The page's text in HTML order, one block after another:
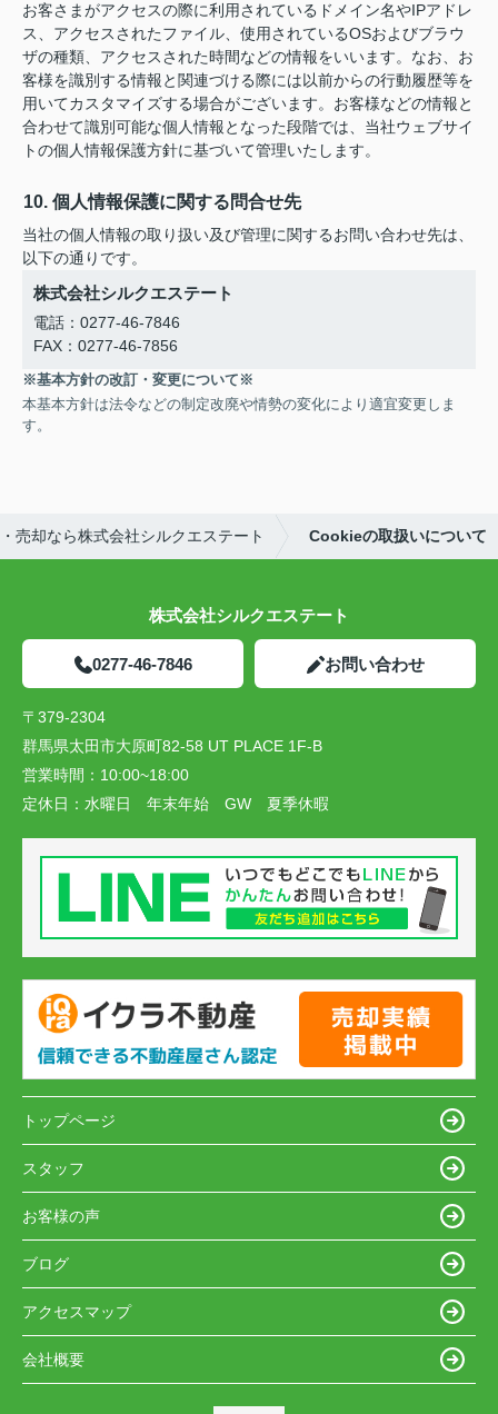
お客さまがアクセスの際に利用されているドメイン名やIPアドレ
ス、アクセスされたファイル、使用されているOSおよびブラウ
ザの種類、アクセスされた時間などの情報をいいます。なお、お
客様を識別する情報と関連づける際には以前からの行動履歴等を
用いてカスタマイズする場合がございます。お客様などの情報と
合わせて識別可能な個人情報となった段階では、当社ウェブサイ
トの個人情報保護方針に基づいて管理いたします。
10. 個人情報保護に関する問合せ先
当社の個人情報の取り扱い及び管理に関するお問い合わせ先は、
以下の通りです。
株式会社シルクエステート
電話：0277-46-7846
FAX：0277-46-7856
※基本方針の改訂・変更について※
本基本方針は法令などの制定改廃や情勢の変化により適宜変更しま
す。
売却なら株式会社シルクエステート Cookieの取扱いについて
株式会社シルクエステート
0277-46-7846 お問い合わせ
〒379-2304
群馬県太田市大原町82-58 UT PLACE 1F-B
営業時間： 10:00~18:00
定休日： 水曜日 年末年始 GW 夏季休暇
トップページ
スタッフ
お客様の声
ブログ
アクセスマップ
会社概要